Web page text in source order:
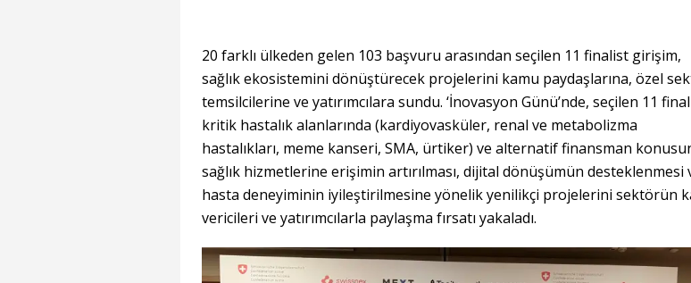
20 farklı ülkeden gelen 103 başvuru arasından seçilen 11 finalist girişim,
sağlık ekosistemini dönüştürecek projelerini kamu paydaşlarına, özel
temsilcilerine ve yatırımcılara sundu. ‘İnovasyon Günü’nde, seçilen 11
kritik hastalık alanlarında (kardiyovasküler, renal ve metabolizma
hastalıkları, meme kanseri, SMA, ürtiker) ve alternatif finansman
sağlık hizmetlerine erişimin artırılması, dijital dönüşümün desteklenmesi
hasta deneyiminin iyileştirilmesine yönelik yenilikçi projelerini sektörün
vericileri ve yatırımcılarla paylaşma fırsatı yakaladı.